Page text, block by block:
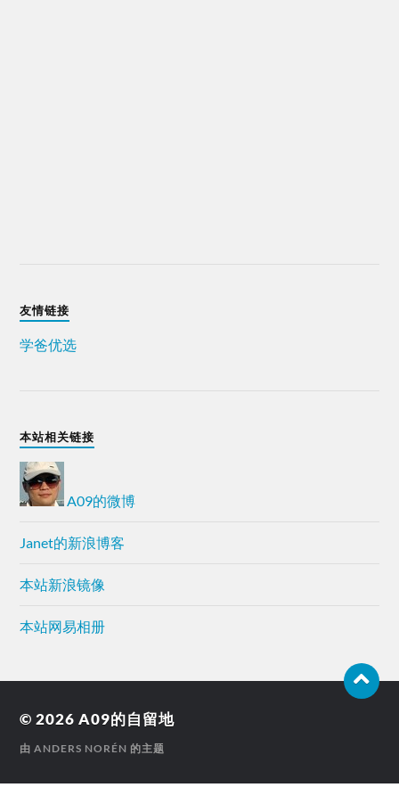
友情链接
学爸优选
本站相关链接
A09的微博
Janet的新浪博客
本站新浪镜像
本站网易相册
© 2026A09的自留地
由ANDERS NORÉN 的主题